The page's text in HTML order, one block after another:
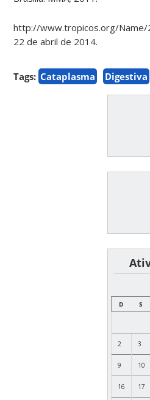
http://www.tropicos.org/Name/
22 de abril de 2014.
Tags: Cataplasma Digestiva
D
S
2 3
9 10
16 17